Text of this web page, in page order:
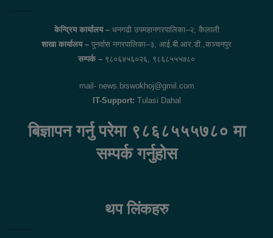
केन्द्रिय कार्यालय –धनगढी उपमहानगरपालिका–२, कैलाली
शाखा कार्यालय – पुनर्वास नगरपालिका–३, आई.बी.आर.डी.,कञ्चनपुर
सम्पर्क – ९८०६४५६०२६, ९८६८५५५७८०
mail- news.biswokhoj@gmil.com
IT-Support: Tulasi Dahal
बिज्ञापन गर्नु परेमा ९८६८५५५७८० मा
सम्पर्क गर्नुहोस
थप लिंकहरु